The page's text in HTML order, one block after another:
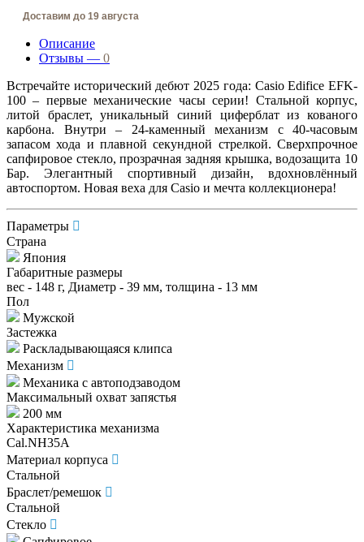
Доставим до 19 августа
Описание
Отзывы — 0
Встречайте исторический дебют 2025 года: Casio Edifice EFK-
100 – первые механические часы серии! Стальной корпус,
литой браслет, уникальный синий циферблат из кованого
карбона. Внутри – 24-каменный механизм с 40-часовым
запасом хода и плавной секундной стрелкой. Сверхпрочное
сапфировое стекло, прозрачная задняя крышка, водозащита 10
Бар. Элегантный спортивный дизайн, вдохновлённый
автоспортом. Новая веха для Casio и мечта коллекционера!
Параметры
Страна
Япония
Габаритные размеры
вес - 148 г, Диаметр - 39 мм, толщина - 13 мм
Пол
Мужской
Застежка
Раскладывающаяся клипса
Механизм
Механика с автоподзаводом
Максимальный охват запястья
200 мм
Характеристика механизма
Cal.NH35A
Материал корпуса
Стальной
Браслет/ремешок
Стальной
Стекло